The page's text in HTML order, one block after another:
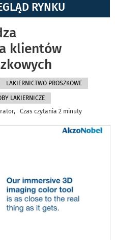
RYNKU
klientów
LAKIERNICTWO PROSZKOWE
LAKIERNICZE
Czas czytania 2 minuty